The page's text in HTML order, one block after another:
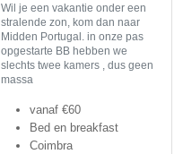
Wil je een vakantie onder een
stralende zon, kom dan naar
Midden Portugal. in onze pas
opgestarte BB hebben we
slechts twee kamers , dus geen
massa
vanaf €60
Bed en breakfast
Coimbra